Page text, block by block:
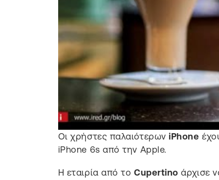
Οι χρήστες παλαιότερωνiPhone
iPhone 6s από την Apple.
Η εταιρία από το Cupertino άρχισε